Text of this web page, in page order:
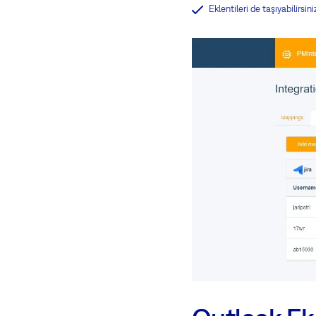
Eklentileri de